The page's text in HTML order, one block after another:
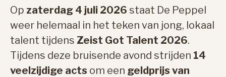
Op zaterdag 4 juli 2026 staat De Peppel
weer helemaal in het teken van jong, lokaal
talent tijdens Zeist Got Talent 2026.
Tijdens deze bruisende avond strijden 14
veelzijdige acts om een geldprijs van